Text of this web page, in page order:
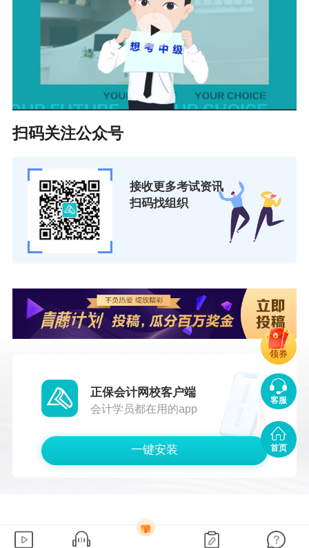
扫码关注公众号
接收更多考试资讯
扫码找组织
正保会计网校客户端
会计学员都在用的app
一键安装
客服
首页
领券